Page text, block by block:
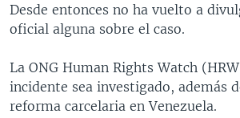
Desde entonces no ha vuelto a
oficial alguna sobre el caso.
La ONG Human Rights Watch
incidente sea investigado, además
reforma carcelaria en Venezuela.